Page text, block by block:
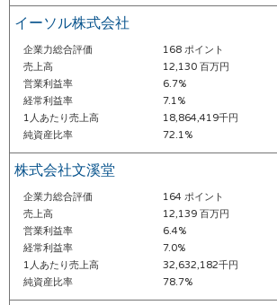
イーソル株式会社
企業力総合評価
168 ポイント
売上高
12,130 百万円
営業利益率
6.7%
経常利益率
7.1%
1人あたり売上高
18,864,419千円
純資産比率
72.1%
株式会社文溪堂
企業力総合評価
164 ポイント
売上高
12,139 百万円
営業利益率
6.4%
経常利益率
7.0%
1人あたり売上高
32,632,182千円
純資産比率
78.7%